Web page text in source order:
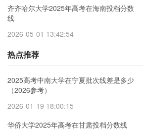
齐齐哈尔大学2025年高考在海南投档分数
线
2026-05-01 13:42:54
热点推荐
2025高考中南大学在宁夏批次线差是多少
（2026参考）
2026-01-19 18:00:15
华侨大学2025年高考在甘肃投档分数线